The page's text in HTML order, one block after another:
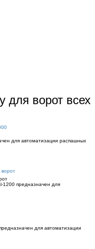
для ворот всех
для автоматизации распашных
1200 преднaзначен для
для автоматизации